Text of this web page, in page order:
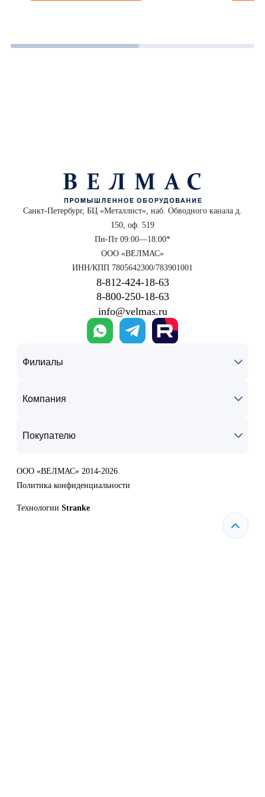
Санкт-Петербург, БЦ «Металлист», наб. Обводного канала д.
150, оф. 519
Пн-Пт 09:00—18:00*
ООО «ВЕЛМАС»
ИНН/КПП 7805642300/783901001
8‑812‑424‑18‑63
8‑800‑250‑18‑63
info@velmas.ru
Филиалы
Компания
Покупателю
ООО «ВЕЛМАС» 2014-2026
Политика конфиденциальности
Технологии Stranke